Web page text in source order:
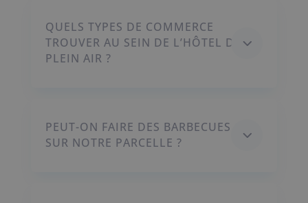
3
QUELS TYPES DE COMMERCE
TROUVER AU SEIN DE L’HÔTEL DE
PLEIN AIR ?
3
PEUT-ON FAIRE DES BARBECUES
SUR NOTRE PARCELLE ?